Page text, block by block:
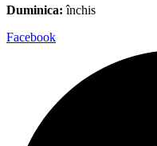
Duminica: închis
Facebook